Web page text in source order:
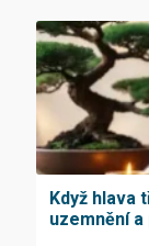
Když hlava
uzemnění